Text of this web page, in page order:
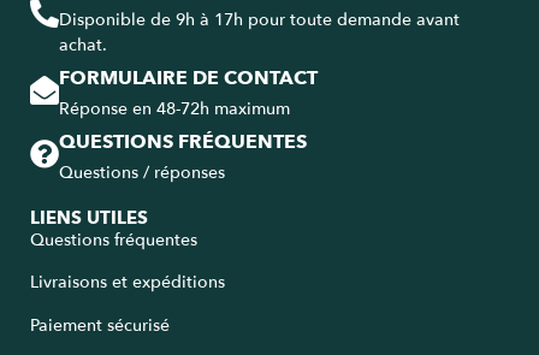
Disponible de 9h à 17h pour toute demande avant
achat.
FORMULAIRE DE CONTACT
Réponse en 48-72h maximum
QUESTIONS FRÉQUENTES
Questions / réponses
LIENS UTILES
Questions fréquentes
Livraisons et expéditions
Paiement sécurisé